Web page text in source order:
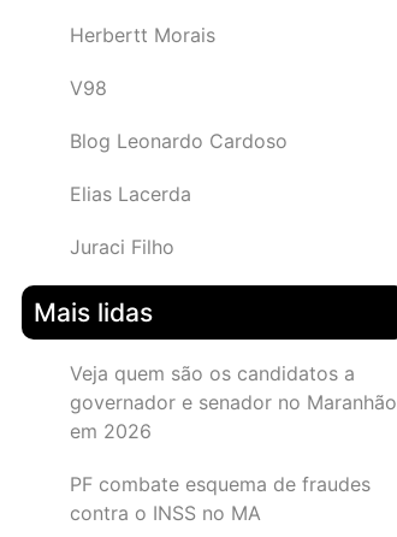
Herbertt Morais
V98
Blog Leonardo Cardoso
Elias Lacerda
Juraci Filho
Mais lidas
Veja quem são os candidatos a
governador e senador no Maranhão
em 2026
PF combate esquema de fraudes
contra o INSS no MA